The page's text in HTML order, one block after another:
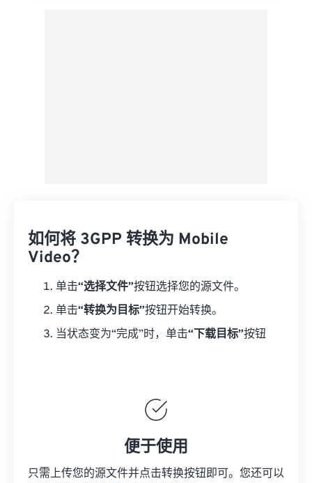
如何将 3GPP 转换为 Mobile
Video？
单击“选择文件”按钮选择您的源文件。
单击“转换为目标”按钮开始转换。
当状态变为“完成”时，单击“下载目标”按钮
便于使用
只需上传您的源文件并点击转换按钮即可。您还可以